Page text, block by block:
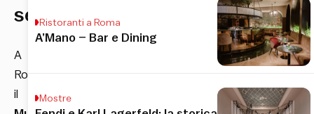
secolo
A
Roma
il
Ristoranti a Roma
A’Mano – Bar e Dining
Mostre